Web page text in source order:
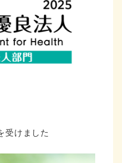
受けました